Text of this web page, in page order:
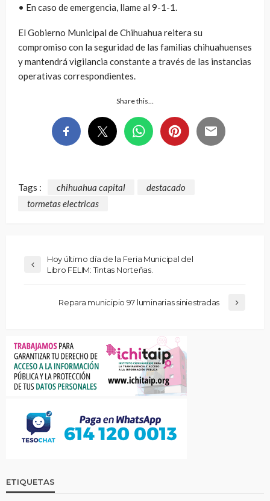
• En caso de emergencia, llame al 9-1-1.
El Gobierno Municipal de Chihuahua reitera su
compromiso con la seguridad de las familias chihuahuenses
y mantendrá vigilancia constante a través de las instancias
operativas correspondientes.
Share this…
Tags : chihuahua capital
destacado
tormetas electricas
Hoy último día de la Feria Municipal del
Libro FELIM: Tintas Norteñas.
Repara municipio 97 luminarias siniestradas
ETIQUETAS